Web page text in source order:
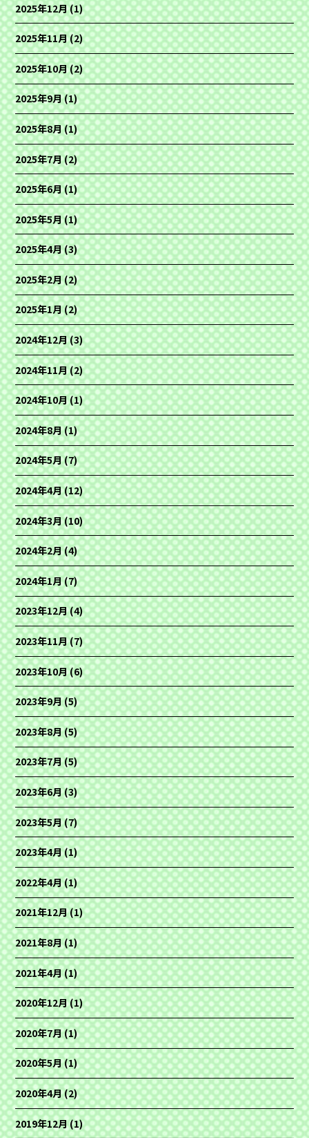
2025年12月(1)
2025年11月(2)
2025年10月(2)
2025年9月(1)
2025年8月(1)
2025年7月(2)
2025年6月(1)
2025年5月(1)
2025年4月(3)
2025年2月(2)
2025年1月(2)
2024年12月(3)
2024年11月(2)
2024年10月(1)
2024年8月(1)
2024年5月(7)
2024年4月(12)
2024年3月(10)
2024年2月(4)
2024年1月(7)
2023年12月(4)
2023年11月(7)
2023年10月(6)
2023年9月(5)
2023年8月(5)
2023年7月(5)
2023年6月(3)
2023年5月(7)
2023年4月(1)
2022年4月(1)
2021年12月(1)
2021年8月(1)
2021年4月(1)
2020年12月(1)
2020年7月(1)
2020年5月(1)
2020年4月(2)
2019年12月(1)